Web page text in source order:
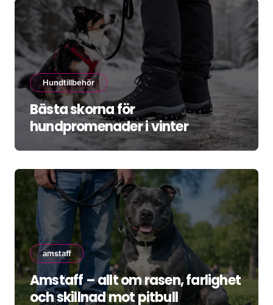
Hundtillbehör
Bästa skorna för
hundpromenader i vinter
amstaff
Amstaff – allt om rasen, farlighet
och skillnad mot pitbull